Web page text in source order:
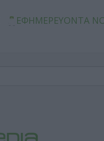
ΕΦΗΜΕΡΕΥΟΝΤΑ